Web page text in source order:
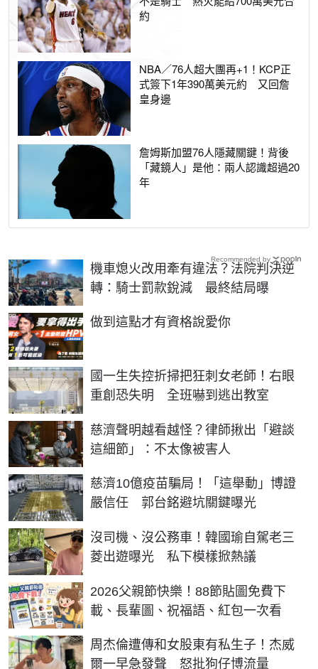
約
NBA／76人超大團再+1！KCP正
式簽下1年390萬美元約 又回詹
皇身邊
詹姆斯加盟76人隱藏關鍵！背後
「藏鏡人」是他：兩人認識超過20
年
機車熄火改用牽有違法？法院判決逆
轉：騎士罰款銳減 最終結局曝
做到這點才有資格說愛你
PR
國一生失控折掃把狂刺女老師！右眼
重創恐失明 全班嚇到逃出教室
慈濟聲明越看越怪？律師揪出「避談
這細節」：不太像被害人
慈濟10億疫苗騙局！「這舉動」博證
嚴信任 郭台銘避坑關鍵曝光
沒司機、沒公務車！韓國瑜自駕老三
菱出遊曝光 私下模樣掀熱議
2026父親節快樂！88節貼圖免費下
載、長輩圖、祝福語、紅包一次看
周杰倫遭傳和女股東有私生子！杰威
爾一早急發聲 怒批狗仔博流量
Recommended by